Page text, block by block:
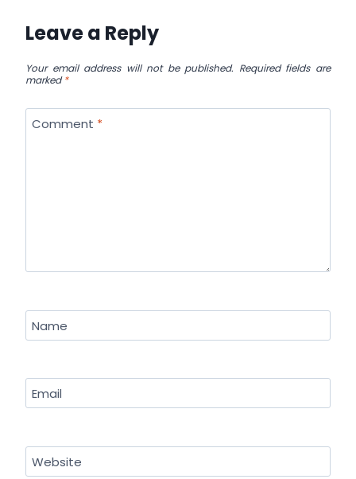
Leave a Reply
Your email address will not be published. Required fields are
marked*
Comment *
Name
Email
Website